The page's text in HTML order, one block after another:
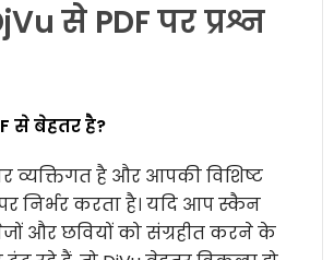
से PDF पर प्रश्न
से बेहतर है?
व्यक्तिगत है और आपकी विशिष्ट
निर्भर करता है। यदि आप स्कैन
और छवियों को संग्रहीत करने के